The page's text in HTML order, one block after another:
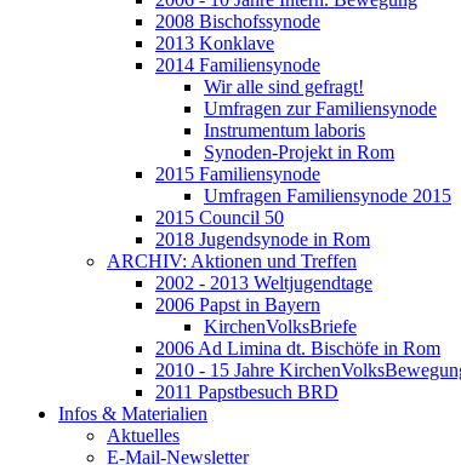
2008 Bischofssynode
2013 Konklave
2014 Familiensynode
Wir alle sind gefragt!
Umfragen zur Familiensynode
Instrumentum laboris
Synoden-Projekt in Rom
2015 Familiensynode
Umfragen Familiensynode 2015
2015 Council 50
2018 Jugendsynode in Rom
ARCHIV: Aktionen und Treffen
2002 - 2013 Weltjugendtage
2006 Papst in Bayern
KirchenVolksBriefe
2006 Ad Limina dt. Bischöfe in Rom
2010 - 15 Jahre
2011 Papstbesuch BRD
Infos & Materialien
Aktuelles
E-Mail-Newsletter